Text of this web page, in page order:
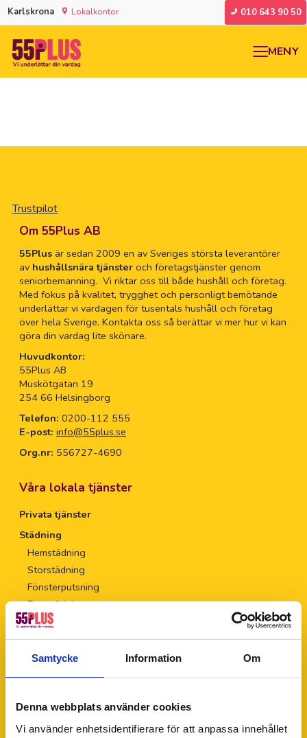
Samtycke Information Om
Denna webbplats använder cookies
Vi använder enhetsidentifierare för att anpassa innehållet
Karlskrona Lokalkontor 010 643 90 50
MENY
Trustpilot
Om 55Plus AB
55Plusär sedan 2009 en av Sveriges största leverantörer
av hushållsnära tjänsteroch företagstjänster genom
seniorbemanning. Vi riktar oss till både hushåll och företag.
Med fokus på kvalitet, trygghet och personligt bemötande
underlättar vi vardagen för tusentals hushåll och företag
över hela Sverige. Kontakta oss så berättar vi mer hur vi kan
göra din vardag lite skönare.
Huvudkontor:
55Plus AB
Muskötgatan 19
254 66 Helsingborg
Telefon: 0200-112 555
E-post: info@55plus.se
Org.nr: 556727-4690
Våra lokala tjänster
Privata tjänster
Städning
Hemstädning
Storstädning
Fönsterputsning
Flyttstädning
Trädgård
Trädgårdsskötsel
Gräsklippning
Trädbeskärning
Snöskottning
Hantverkare